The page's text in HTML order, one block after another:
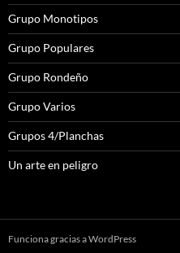
Grupo Monotipos
Grupo Populares
Grupo Rondeño
Grupo Varios
Grupos 4/Planchas
Un arte en peligro
Funciona gracias a WordPress